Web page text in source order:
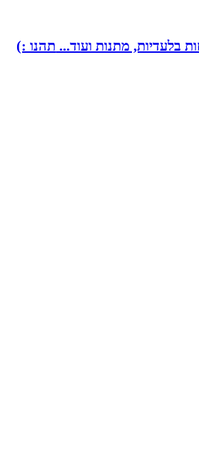
בלעדיות, מתנות ועוד... תהנו :)